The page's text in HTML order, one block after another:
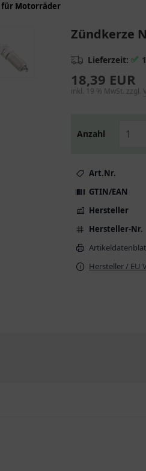
für Motorräder
Zündkerze
Lieferzeit: ✅
18,39 EUR
inkl. 19 % MwSt. zzgl.
Anzahl
Art.Nr.
GTIN/EAN
Hersteller
Hersteller-Nr.
Hersteller / EU